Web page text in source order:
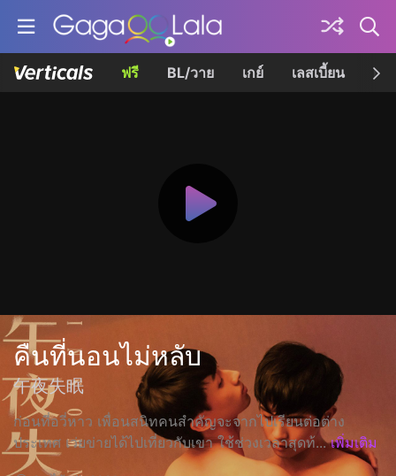
ฟรี BL/วาย เกย์ เลสเบี้ยน เค
คืนที่นอนไม่หลับ
午夜失眠
ก่อนที่อวี่หาว เพื่อนสนิทคนสำคัญจะจากไปเรียนต่อต่าง
ประเทศ เว่ยข่ายได้ไปเที่ยวกับเขา ใช้ช่วงเวลาสุดท้... เพิ่มเติม